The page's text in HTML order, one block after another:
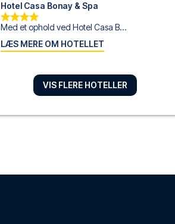
Hotel Casa Bonay & Spa
Med et ophold ved Hotel Casa B...
LÆS MERE OM HOTELLET
Hotel OasisVIS FLERE HOTELLER